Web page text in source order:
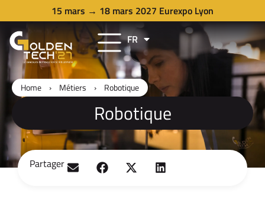
15 mars → 18 mars 2027 Eurexpo Lyon
FR
EN
Home › Métiers › Robotique
Robotique
Partager